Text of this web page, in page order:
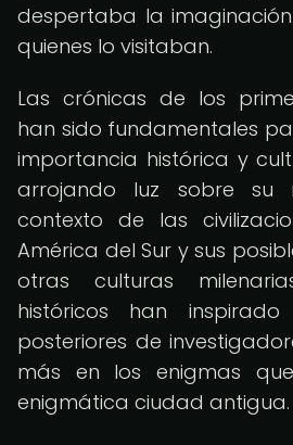
despertaba la
quienes lo visitaban.
Las crónicas de los
han sido fundamentales
importancia histórica y
arrojando luz sobre su
contexto de las
América del Sur y sus
otras culturas
históricos han
posteriores de
más en los enigmas
enigmática ciudad antigua.